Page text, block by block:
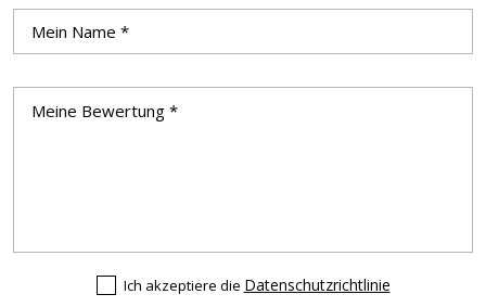
Ich akzeptiere die Datenschutzrichtlinie